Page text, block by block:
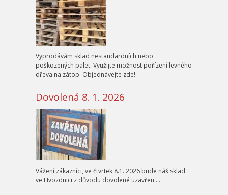
Vyprodávám sklad nestandardních nebo
poškozených palet. Využijte možnost pořízení levného
dřeva na zátop. Objednávejte zde!
Dovolená 8. 1. 2026
Vážení zákazníci, ve čtvrtek 8.1. 2026 bude náš sklad
ve Hvozdnici z důvodu dovolené uzavřen….